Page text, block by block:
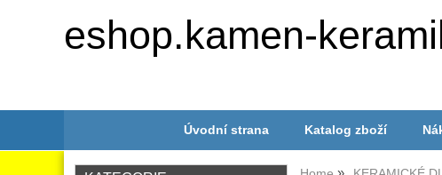
eshop.kamen-
Úvodní strana Katalog zboží